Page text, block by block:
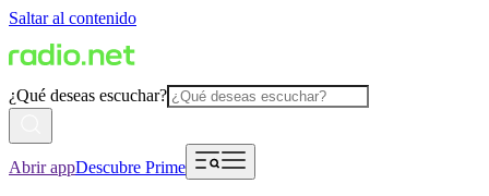
Saltar al contenido
¿Qué deseas escuchar?
Abrir appDescubre Prime